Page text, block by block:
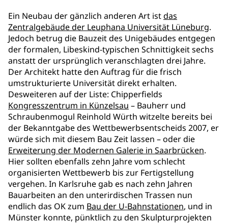
Ein Neubau der gänzlich anderen Art istdas
Zentralgebäude der Leuphana Universität Lüneburg.
Jedoch betrug die Bauzeit des Unigebäudes entgegen
der formalen, Libeskind-typischen Schnittigkeit sechs
anstatt der ursprünglich veranschlagten drei Jahre.
Der Architekt hatte den Auftrag für die frisch
umstrukturierte Universität direkt erhalten.
Desweiteren auf der Liste: Chipperfields
Kongresszentrum in Künzelsau – Bauherr und
Schraubenmogul Reinhold Würth witzelte bereits bei
der Bekanntgabe des Wettbewerbsentscheids 2007, er
würde sich mit diesem Bau Zeit lassen – oder die
Erweiterung der Modernen Galerie in Saarbrücken.
Hier sollten ebenfalls zehn Jahre vom schlecht
organisierten Wettbewerb bis zur Fertigstellung
vergehen. In Karlsruhe gab es nach zehn Jahren
Bauarbeiten an den unterirdischen Trassen nun
endlich das OK zum Bau der U-Bahnstationen, und in
Münster konnte, pünktlich zu den Skulpturprojekten